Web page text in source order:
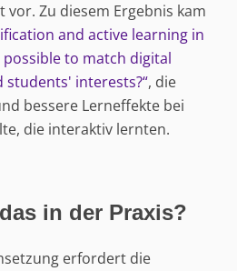
Zu diesem Ergebnis kam
and active learning in
to match digital
students' interests?“, die
bessere Lerneffekte bei
die interaktiv lernten.
in der Praxis?
erfordert die